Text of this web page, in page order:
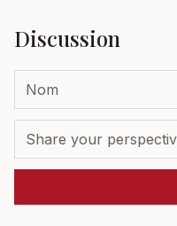
Discussion